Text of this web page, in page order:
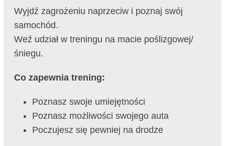
Wyjdź zagrożeniu naprzeciw i poznaj swój
samochód.
Weź udział w treningu na macie poślizgowej/
śniegu.
Co zapewnia trening:
Poznasz swoje umiejętności
Poznasz możliwości swojego auta
Poczujesz się pewniej na drodze